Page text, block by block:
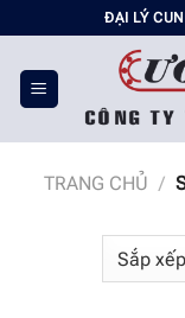
đến
nội
dung
ĐẠI LÝ
TRANG CHỦ /